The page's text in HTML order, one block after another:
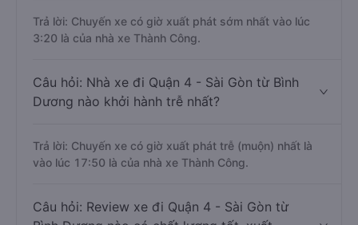
Trả lời: Chuyến xe có giờ xuất phát sớm nhất vào lúc
3:20 là của nhà xe Thành Công.
Câu hỏi: Nhà xe đi Quận 4 - Sài Gòn từ Bình
Dương nào khởi hành trễ nhất?
Trả lời: Chuyến xe có giờ xuất phát trễ (muộn) nhất là
vào lúc 17:50 là của nhà xe Thành Công.
Câu hỏi: Review xe đi Quận 4 - Sài Gòn từ